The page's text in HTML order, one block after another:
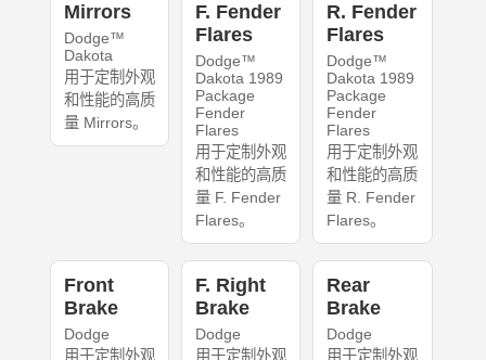
Mirrors
Dodge™
Dakota
用于定制外观
和性能的高质
量 Mirrors。
F. Fender
Flares
Dodge™
Dakota 1989
Package
Fender
Flares
用于定制外观
和性能的高质
量 F. Fender
Flares。
R. Fender
Flares
Dodge™
Dakota 1989
Package
Fender
Flares
用于定制外观
和性能的高质
量 R. Fender
Flares。
Front
Brake
Dodge
用于定制外观
F. Right
Brake
Dodge
用于定制外观
Rear
Brake
Dodge
用于定制外观